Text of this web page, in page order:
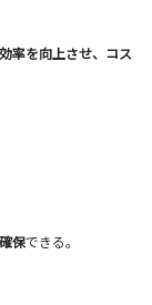
率を向上させ、コス
保できる。